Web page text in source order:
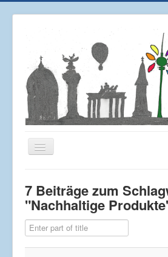
Navigation
an/aus
Über mich
Impressum
Datenschutz
7 Beiträge zum
"Nachhaltige
Enter part of title